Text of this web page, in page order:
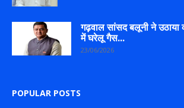
गढ़वाल सांसद बलूनी ने उठाया
में घरेलू गैस...
23/06/2026
POPULAR POSTS